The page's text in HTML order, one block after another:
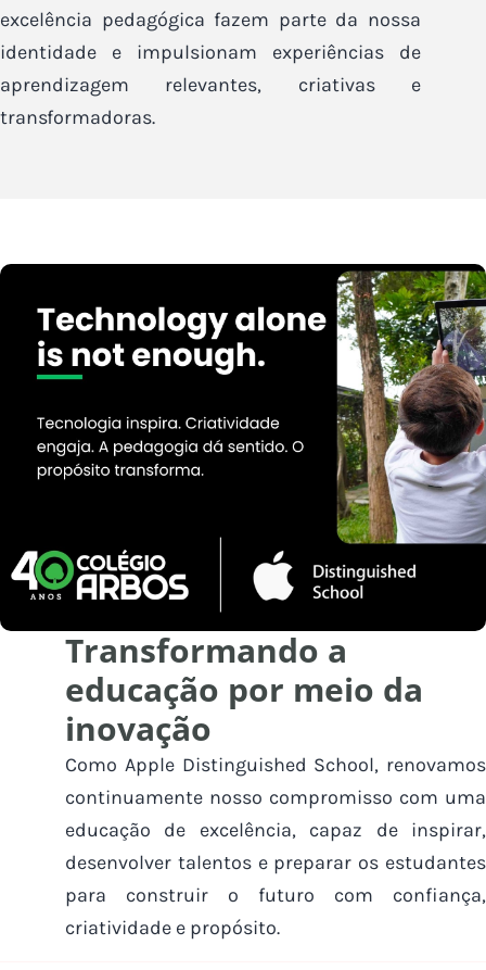
excelência pedagógica fazem parte da nossa
identidade e impulsionam experiências de
aprendizagem relevantes, criativas e
transformadoras.
Transformando a
educação por meio da
inovação
Como Apple Distinguished School, renovamos
continuamente nosso compromisso com uma
educação de excelência, capaz de inspirar,
desenvolver talentos e preparar os estudantes
para construir o futuro com confiança,
criatividade e propósito.